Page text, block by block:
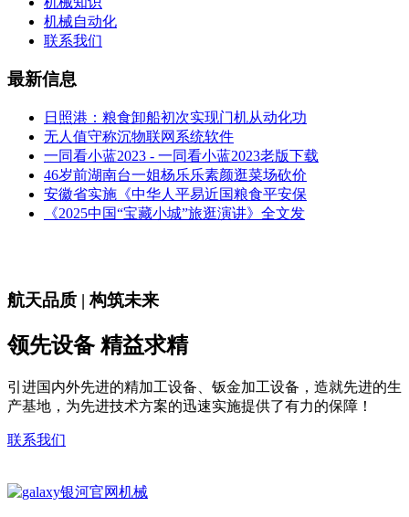
机械自动化
联系我们
最新信息
日照港：粮食卸船初次实现门机从动化功
无人值守称沉物联网系统软件
一同看小蓝2023 - 一同看小蓝2023老版下载
46岁前湖南台一姐杨乐乐素颜逛菜场砍价
安徽省实施《中华人平易近国粮食平安保
《2025中国“宝藏小城”旅逛演讲》全文发
航天品质 | 构筑未来
领先设备 精益求精
引进国内外先进的精加工设备、钣金加工设备，造就先进的生
产基地，为先进技术方案的迅速实施提供了有力的保障！
联系我们